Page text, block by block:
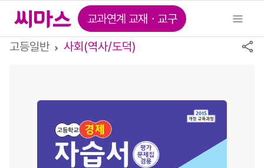
교과연계 교재ㆍ교구
고등일반
사회(역사/도덕)